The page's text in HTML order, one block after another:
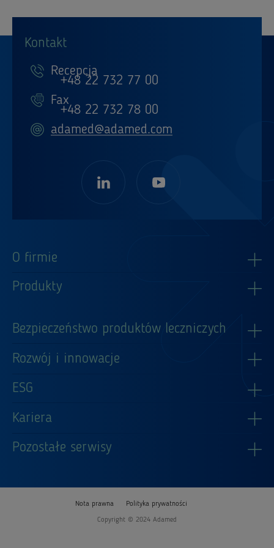
O firmie
Produkty
Bezpieczeństwo produktów leczniczych
Rozwój i innowacje
ESG
Kariera
Pozostałe serwisy
Kontakt
Recepcja
+48 22 732 77 00
Fax
+48 22 732 78 00
adamed@adamed.com
Nota prawna Polityka prywatności
Copyright © 2024 Adamed